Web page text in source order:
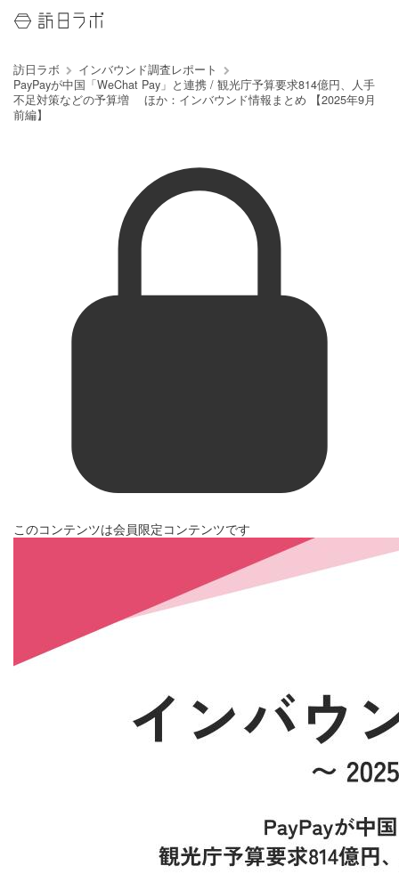
訪日ラボ
インバウンド調査レポート
PayPayが中国「WeChat Pay」と連携 / 観光庁予算要求814億円、人手
不足対策などの予算増 ほか：インバウンド情報まとめ 【2025年9月
前編】
このコンテンツは会員限定コンテンツです